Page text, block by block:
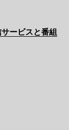
ービスと番組